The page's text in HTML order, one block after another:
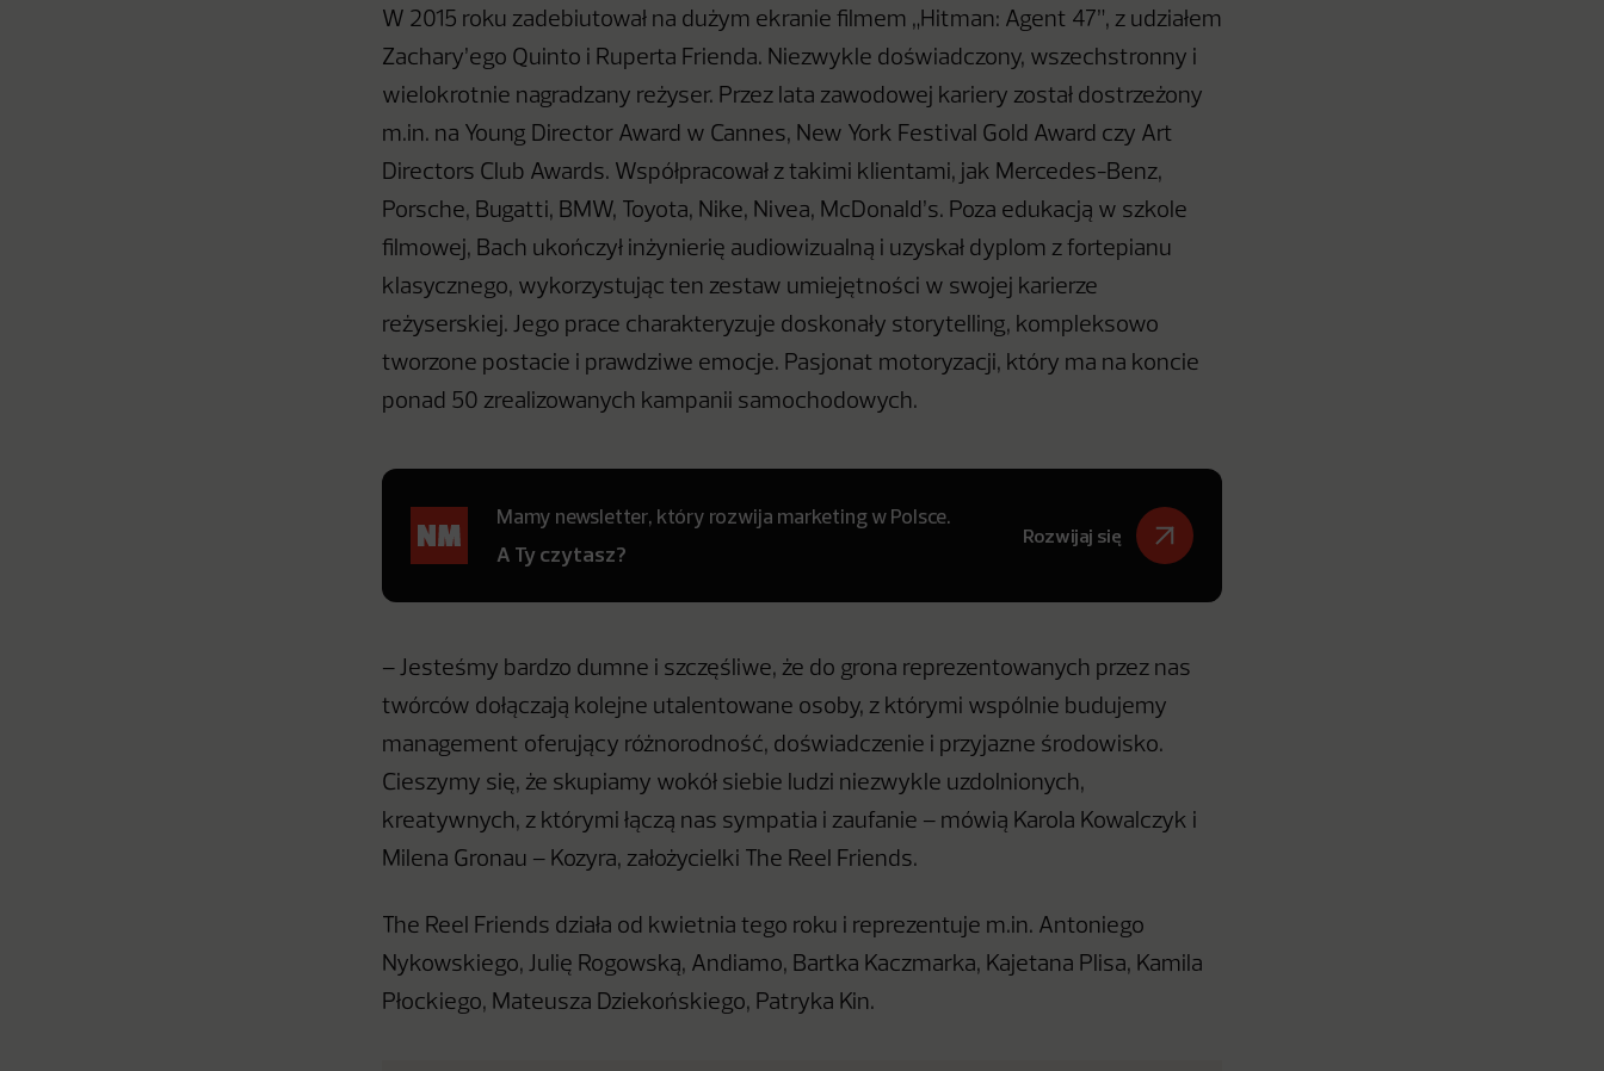
W 2015 roku zadebiutował na dużym ekranie filmem „Hitman: Agent 47”, z udziałem
Zachary’ego Quinto i Ruperta Frienda. Niezwykle doświadczony, wszechstronny i
wielokrotnie nagradzany reżyser. Przez lata zawodowej kariery został dostrzeżony
m.in. na Young Director Award w Cannes, New York Festival Gold Award czy Art
Directors Club Awards. Współpracował z takimi klientami, jak Mercedes-Benz,
Porsche, Bugatti, BMW, Toyota, Nike, Nivea, McDonald’s. Poza edukacją w szkole
filmowej, Bach ukończył inżynierię audiowizualną i uzyskał dyplom z fortepianu
klasycznego, wykorzystując ten zestaw umiejętności w swojej karierze
reżyserskiej. Jego prace charakteryzuje doskonały storytelling, kompleksowo
tworzone postacie i prawdziwe emocje. Pasjonat motoryzacji, który ma na koncie
ponad 50 zrealizowanych kampanii samochodowych.
Mamy newsletter, który rozwija marketing w Polsce.
A Ty czytasz?
Rozwijaj się
– Jesteśmy bardzo dumne i szczęśliwe, że do grona reprezentowanych przez nas
twórców dołączają kolejne utalentowane osoby, z którymi wspólnie budujemy
management oferujący różnorodność, doświadczenie i przyjazne środowisko.
Cieszymy się, że skupiamy wokół siebie ludzi niezwykle uzdolnionych,
kreatywnych, z którymi łączą nas sympatia i zaufanie – mówią Karola Kowalczyk i
Milena Gronau – Kozyra, założycielki The Reel Friends.
The Reel Friends działa od kwietnia tego roku i reprezentuje m.in. Antoniego
Nykowskiego, Julię Rogowską, Andiamo, Bartka Kaczmarka, Kajetana Plisa, Kamila
Płockiego, Mateusza Dziekońskiego, Patryka Kin.